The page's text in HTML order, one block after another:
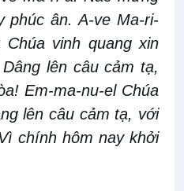
phúc ân. A-ve Ma-ri-
vinh quang xin
lên câu cảm tạ,
Em-ma-nu-el Chúa
lên câu cảm tạ, với
chính hôm nay khởi